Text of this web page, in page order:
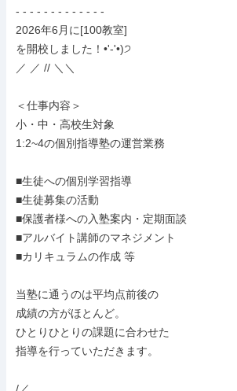
- - - - - - - - - - - - -
2026年6月に[100教室]
を開校しました！•'-'•)੭
／ ／ // ＼＼
＜仕事内容＞
小・中・高校生対象
1:2~4の個別指導塾の運営業務
■生徒への個別学習指導
■生徒募集の活動
■保護者様への入塾案内・定期面談
■アルバイト講師のマネジメント
■カリキュラムの作成 等
当塾に通うのは平均点前後の
成績の方がほとんど。
ひとりひとりの課題に合わせた
指導を行っていただきます。